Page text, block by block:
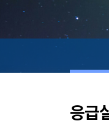
응급